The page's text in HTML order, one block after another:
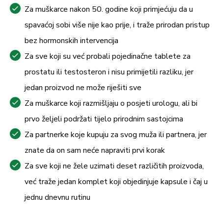
Za muškarce nakon 50. godine koji primjećuju da u
spavaćoj sobi više nije kao prije, i traže prirodan pristup
bez hormonskih intervencija
Za sve koji su već probali pojedinačne tablete za
prostatu ili testosteron i nisu primijetili razliku, jer
jedan proizvod ne može riješiti sve
Za muškarce koji razmišljaju o posjeti urologu, ali bi
prvo željeli podržati tijelo prirodnim sastojcima
Za partnerke koje kupuju za svog muža ili partnera, jer
znate da on sam neće napraviti prvi korak
Za sve koji ne žele uzimati deset različitih proizvoda,
već traže jedan komplet koji objedinjuje kapsule i čaj u
jednu dnevnu rutinu